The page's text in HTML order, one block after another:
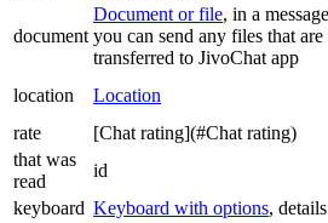
document
Document or file, in a
you can send any files that
transferred to JivoChat app
location Location
rate
[Chat rating](#Chat rating)
that was
read
id
keyboard Keyboard with options,